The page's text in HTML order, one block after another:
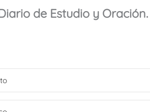
de Estudio y Oración.